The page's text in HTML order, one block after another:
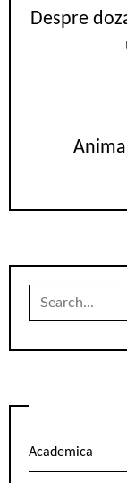
Despre
Search
Academica